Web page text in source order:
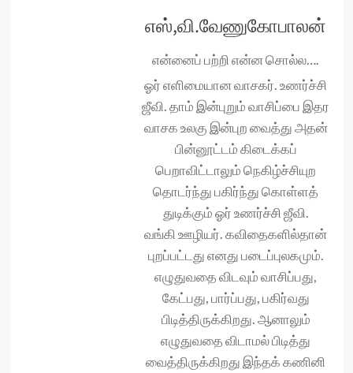
எஸ்,வி.வேணுகோபாலன்
என்னைப் பற்றி என்ன சொல்ல….
ஓர் எளிமையான வாசகர். உணர்ச்சி
ஜீவி. தாம் இன்புறும் வாசிப்பை இதர
வாசக உலகு இன்புற வைத்து அதன்
பின்னூட்டம் கிடைக்கப்
பெறாவிட்டாலும் நெகிழ்ச்சியுற
தொடர்ந்து பகிர்ந்து கொள்ளத்
துடிக்கும் ஓர் உணர்ச்சி ஜீவி.
வங்கி ஊழியர். கவிதைகளில்தான்
புறப்பட்டது எனது படைப்புலகமும்.
எழுதுவதை விடவும் வாசிப்பது,
கேட்பது, பார்ப்பது, பகிர்வது
பிடித்திருக்கிறது. ஆனாலும்
எழுதுவதை விடாமல் பிடித்து
வைத்திருக்கிறது இந்தக் கணினி